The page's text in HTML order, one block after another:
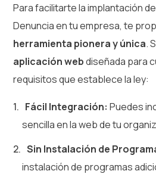
Para facilitarte la implantación
Denuncia en tu empresa, te
herramienta pionera y única.
aplicación webdiseñada para
requisitos que establece la ley:
Fácil Integración: Puedes
sencilla en la web de tu
Sin Instalación de
instalación de programas